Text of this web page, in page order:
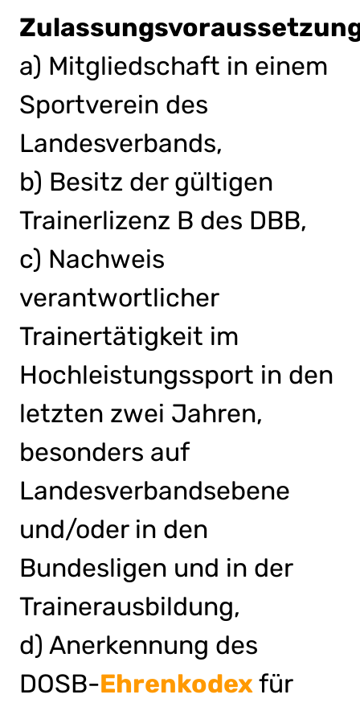
a) Mitgliedschaft in einem
Sportverein des
Landesverbands,
b) Besitz der gültigen
Trainerlizenz B des DBB,
c) Nachweis
verantwortlicher
Trainertätigkeit im
Hochleistungssport in den
letzten zwei Jahren,
besonders auf
Landesverbandsebene
und/oder in den
Bundesligen und in der
Trainerausbildung,
d) Anerkennung des
DOSB-Ehrenkodexfür